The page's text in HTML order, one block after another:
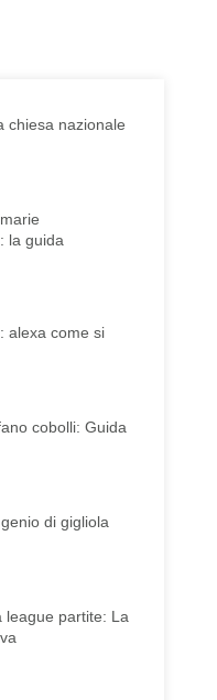
chiesa nazionale
la guida
alexa come si
cobolli: Guida
di gigliola
league partite: La